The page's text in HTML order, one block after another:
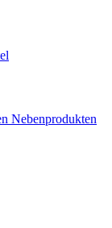
Nebenprodukten